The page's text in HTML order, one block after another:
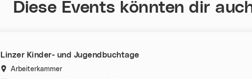
Diese Events könnten dir
Linzer Kinder- und Jugendbuchtage
Arbeiterkammer